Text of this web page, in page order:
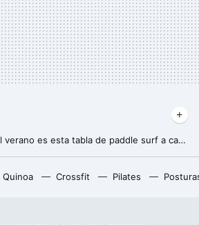
La mejor compra del verano es esta tabla de paddle surf a casi mitad de precio que apenas ocupa espacio en casa
Quinoa Crossfit Pilates